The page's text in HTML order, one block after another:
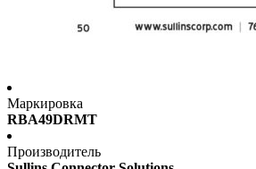
Маркировка
RBA49DRMT
Производитель